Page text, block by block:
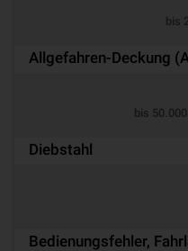
bis
Allgefahren-Deckung
bis
Diebstahl
Bedienungsfehler,